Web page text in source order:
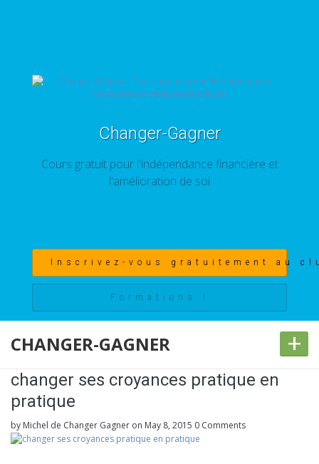
Changer-Gagner
Cours gratuit pour l'indépendance financière et
l'amélioration de soi
Inscrivez-vous gratuitement au
Formations !
CHANGER-GAGNER +
changer ses croyances pratique en
pratique
by Michel de Changer Gagner on May 8, 2015 0 Comments